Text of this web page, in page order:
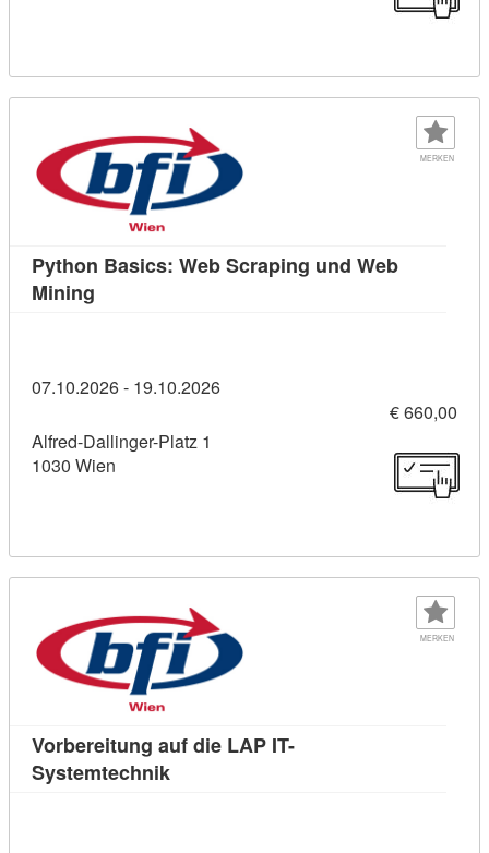
MERKEN
Python Basics: Web Scraping und Web
Mining
07.10.2026 - 19.10.2026
€ 660,00
Alfred-Dallinger-Platz 1
1030 Wien
MERKEN
Vorbereitung auf die LAP IT-
SystemtechnikKursdetail: Vorbereitung auf die LAP